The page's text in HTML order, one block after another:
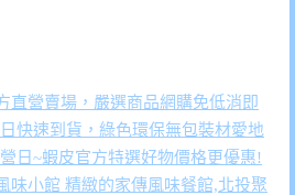
直營賣場，嚴選商品網購免低消即
快速到貨，綠色環保無包裝材愛地
日~蝦皮官方特選好物價格更優惠!
味小館 精緻的家傳風味餐館,北投聚